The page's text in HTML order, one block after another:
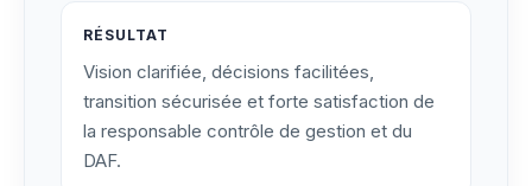
RÉSULTAT
Vision clarifiée, décisions facilitées,
transition sécurisée et forte satisfaction de
la responsable contrôle de gestion et du
DAF.